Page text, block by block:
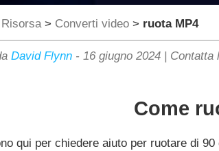
Risorsa> Converti video > ruota MP4
David Flynn - 16 giugno 2024 | Contatta
Come
qui per chiedere aiuto per ruotare di